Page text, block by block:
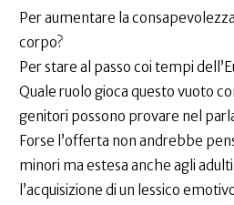
Per aumentare la
corpo?
Per stare al passo coi tempi
Quale ruolo gioca questo vuoto
genitori possono provare nel
Forse l’offerta non andrebbe
minori ma estesa anche agli
l’acquisizione di un lessico